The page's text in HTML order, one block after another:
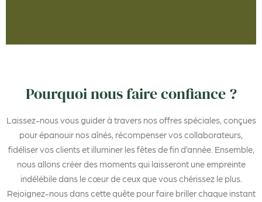
Pourquoi nous faire confiance ?
Laissez-nous vous guider à travers nos offres spéciales, conçues
pour épanouir nos aînés, récompenser vos collaborateurs,
fidéliser vos clients et illuminer les fêtes de fin d’année. Ensemble,
nous allons créer des moments qui laisseront une empreinte
indélébile dans le cœur de ceux que vous chérissez le plus.
Rejoignez-nous dans cette quête pour faire briller chaque instant